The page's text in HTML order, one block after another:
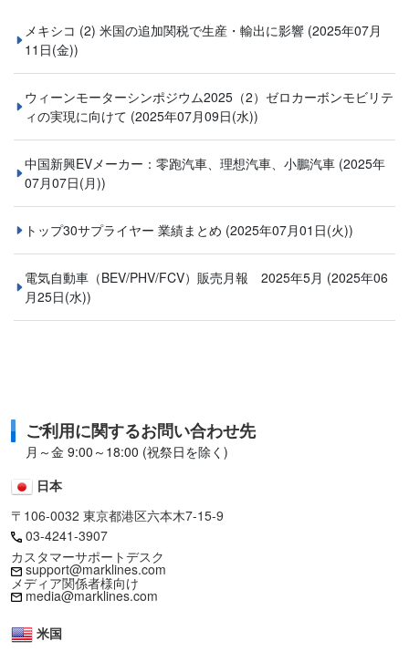
メキシコ (2) 米国の追加関税で生産・輸出に影響 (2025年07月
11日(金))
ウィーンモーターシンポジウム2025（2）ゼロカーボンモビリテ
ィの実現に向けて (2025年07月09日(水))
中国新興EVメーカー：零跑汽車、理想汽車、小鵬汽車 (2025年
07月07日(月))
トップ30サプライヤー 業績まとめ (2025年07月01日(火))
電気自動車（BEV/PHV/FCV）販売月報 2025年5月 (2025年06
月25日(水))
ご利用に関するお問い合わせ先
月～金 9:00～18:00 (祝祭日を除く)
日本
〒106-0032 東京都港区六本木7-15-9
03-4241-3907
カスタマーサポートデスク
support@marklines.com
メディア関係者様向け
media@marklines.com
米国